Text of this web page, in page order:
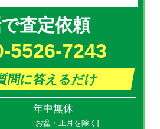
査定依頼
5526-7243
問に答えるだけ
年中無休
[お盆・正月を除く]